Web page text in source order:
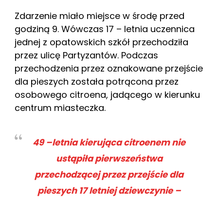
Zdarzenie miało miejsce w środę przed
godziną 9. Wówczas 17 – letnia uczennica
jednej z opatowskich szkół przechodziła
przez ulicę Partyzantów. Podczas
przechodzenia przez oznakowane przejście
dla pieszych została potrącona przez
osobowego citroena, jadącego w kierunku
centrum miasteczka.
49 –letnia kierująca citroenem nie
ustąpiła pierwszeństwa
przechodzącej przez przejście dla
pieszych 17 letniej dziewczynie –